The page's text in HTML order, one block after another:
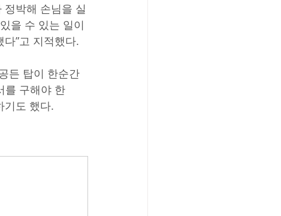
정박해 손님을 실
을 수 있는 일이
”고 지적했다.
든 탑이 한순간
를 구해야 한
기도 했다.